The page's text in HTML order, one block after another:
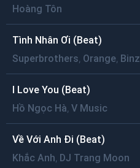
Hoàng Tôn
Tình Nhân Ơi (Beat)
Superbrothers, Orange, Binz
I Love You (Beat)
Hồ Ngọc Hà, V Music
Về Với Anh Đi (Beat)
Khắc Anh, DJ Trang Moon